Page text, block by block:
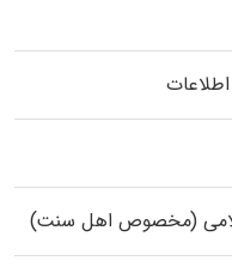
(مخصوص اهل سنت)